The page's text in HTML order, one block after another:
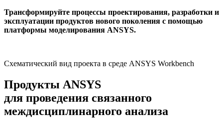
Трансформируйте процессы проектирования, разработки и
эксплуатации продуктов нового поколения с помощью
платформы моделирования ANSYS.
Схематический вид проекта в среде ANSYS Workbench
Продукты ANSYS
для проведения связанного
междисциплинарного анализа